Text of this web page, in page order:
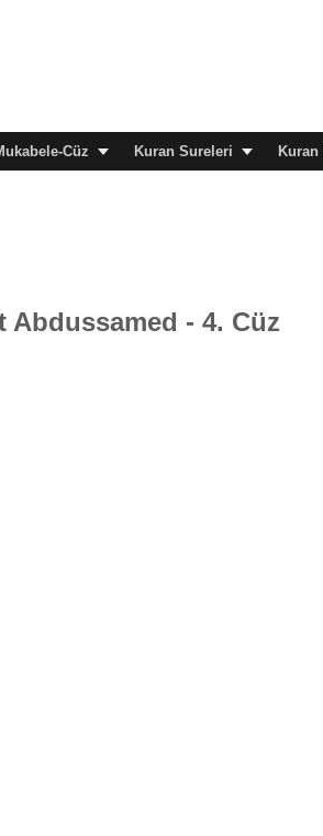
Cüz Kuran Sureleri Kuran
Abdussamed - 4. Cüz